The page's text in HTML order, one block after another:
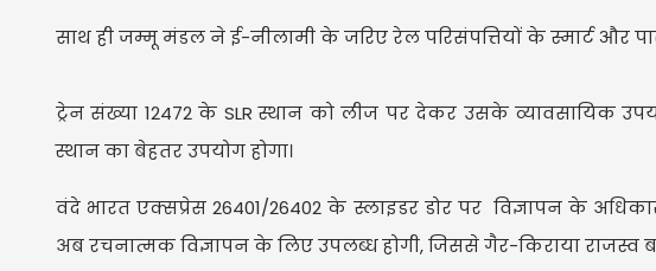
साथ ही जम्मू मंडल ने ई-नीलामी के जरिए रेल परिसंपत्तियों के स्मार्ट और
ट्रेन संख्या 12472 के SLR स्थान को लीज पर देकर उसके व्यावसायिक
स्थान का बेहतर उपयोग होगा।
वंदे भारत एक्सप्रेस 26401/26402 के स्लाइडर डोर पर विज्ञापन के
अब रचनात्मक विज्ञापन के लिए उपलब्ध होगी, जिससे गैर-किराया